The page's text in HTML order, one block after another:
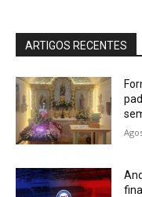
ARTIGOS RECENTES